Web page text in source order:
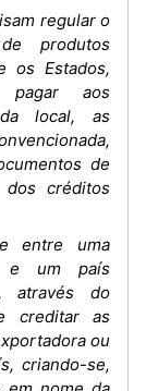
regular o
produtos
os Estados,
aos
local, as
de
dos créditos
entre uma
e um país
através do
creditar as
ou
criando-se,